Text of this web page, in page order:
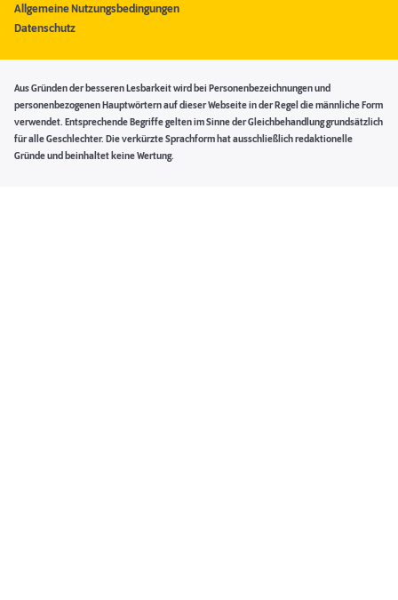
Allgemeine Nutzungsbedingungen
Datenschutz
Aus Gründen der besseren Lesbarkeit wird bei Personenbezeichnungen und
personenbezogenen Hauptwörtern auf dieser Webseite in der Regel die männliche Form
verwendet. Entsprechende Begriffe gelten im Sinne der Gleichbehandlung grundsätzlich
für alle Geschlechter. Die verkürzte Sprachform hat ausschließlich redaktionelle
Gründe und beinhaltet keine Wertung.